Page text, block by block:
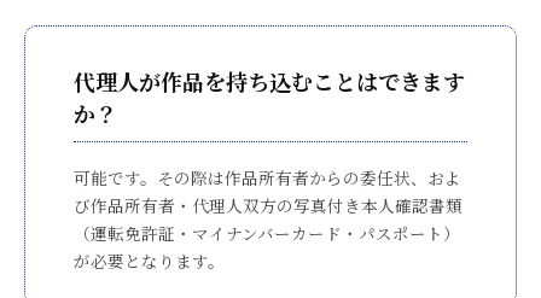
代理人が作品を持ち込むことはできます
か？
可能です。その際は作品所有者からの委任状、およ
び作品所有者・代理人双方の写真付き本人確認書類
（運転免許証・マイナンバーカード・パスポート）
が必要となります。